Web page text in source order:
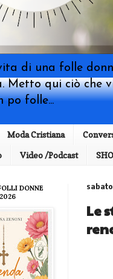
di una folle
Metto qui ciò che
po folle...
Moda Cristiana
Video /Podcast
sabato
Le
DONNE